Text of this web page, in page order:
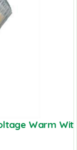
Warm Wit